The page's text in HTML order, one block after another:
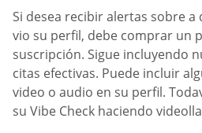
Si desea recibir alertas sobre
vio su perfil, debe comprar un
suscripción. Sigue incluyendo
citas efectivas. Puede incluir
video o audio en su perfil.
su Vibe Check haciendo